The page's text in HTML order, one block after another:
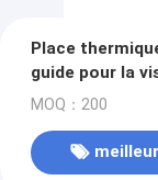
Place
guide pour la
coyote
MOQ：200